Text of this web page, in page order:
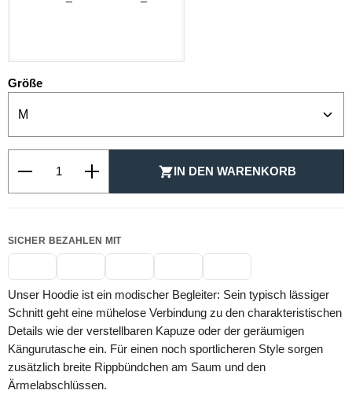
Größeauswählen
IN DEN WARENKORB
SICHER BEZAHLEN MIT
Unser Hoodie ist ein modischer Begleiter: Sein typisch lässiger
Schnitt geht eine mühelose Verbindung zu den charakteristischen
Details wie der verstellbaren Kapuze oder der geräumigen
Kängurutasche ein. Für einen noch sportlicheren Style sorgen
zusätzlich breite Rippbündchen am Saum und den
Ärmelabschlüssen.